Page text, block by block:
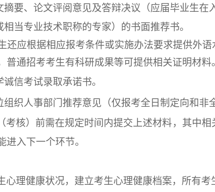
摘要、论文评阅意见及答辩决议（应届毕业生在
当专业技术职称的专家）的书面推荐书。
还应根据相应报考条件或实施办法要求提供外
普通招考考生有科研成果等可提供相关证明材料
信考试录取承诺书。
组织人事部门推荐意见（仅报考全日制定向和非
考核）前需在规定时间内提交上述材料，其中
进入下一个环节。
心理健康状况，建立考生心理健康档案，所有